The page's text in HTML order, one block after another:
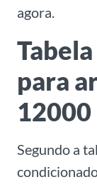
agora.
para
12000
Segundo a